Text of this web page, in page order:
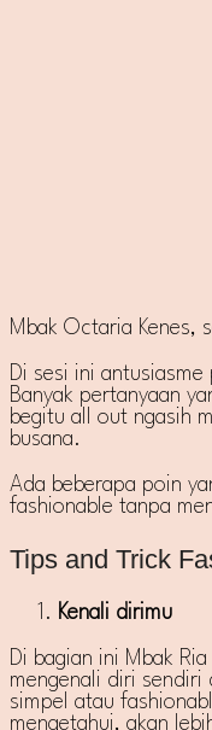
Mbak Octaria Kenes,
Di sesi ini
Banyak pertanyaan
begitu all out ngasih
busana.
Ada beberapa poin
fashionable tanpa
Tips and Trick
Kenali dirimu
Di bagian ini Mbak
mengenali diri
simpel atau
mengetahui, akan